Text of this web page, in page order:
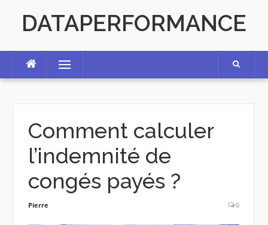
contentDATAPERFORMANCE
Menu
Comment calculer
l’indemnité de
congés payés ?
Pierre 0